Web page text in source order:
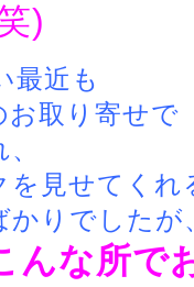
)
最近も
お取り寄せで
を見せてくれ
りでしたが
んな所で